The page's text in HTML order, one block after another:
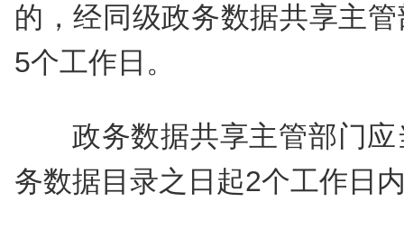
的，经同级政务数据共享主
5个工作日。
政务数据共享主管部门
务数据目录之日起2个工作日